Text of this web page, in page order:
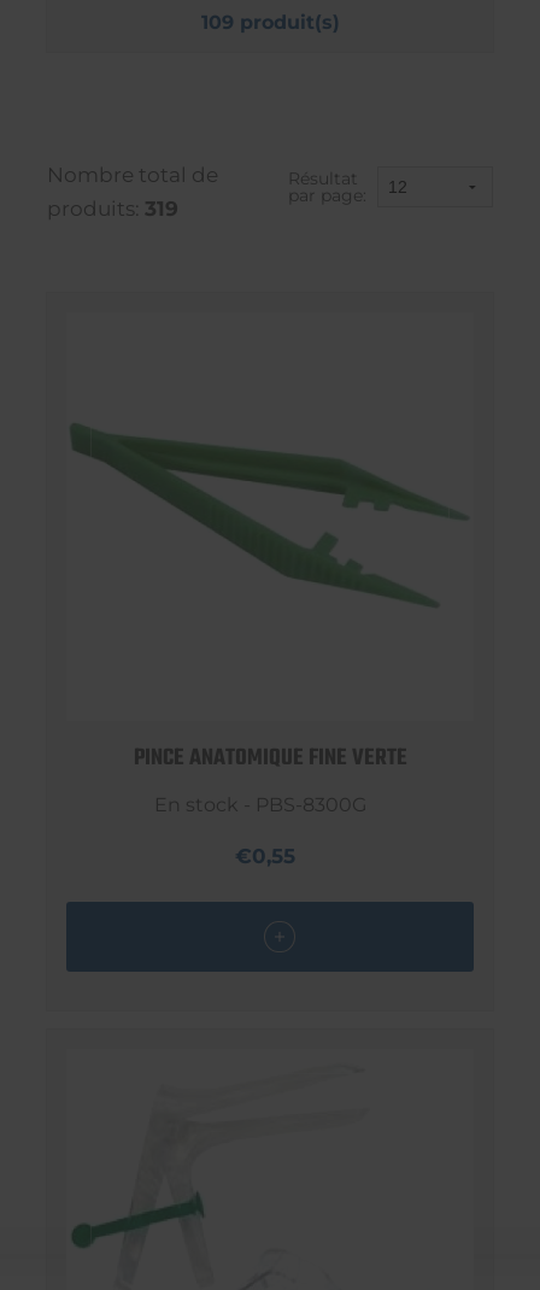
109 produit(s)
Nombre total de
produits: 319
Résultat
par page:
PINCE ANATOMIQUE FINE VERTE
En stock - PBS-8300G
€0,55